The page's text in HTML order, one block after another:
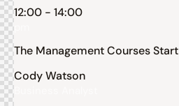
12:00 - 14:00
The Management Courses Start
Cody Watson